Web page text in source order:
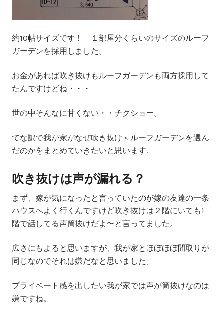
約10帖サイズです！ １部屋分くらいのサイズのルーフ
ガーデンを採用しました。
お金があれば吹き抜けもルーフガーデンも両方採用して
たんですけどね・・・
世の中そんなに甘くない・・チクショー。
てな訳で我が家がなぜ吹き抜け＜ルーフガーデンを選ん
だのかをまとめていきたいと思います。
吹き抜けは声が漏れる？
まず、嫁が気になったと言っていたのが嫁の友達の一条
ハウスへよく行くんですけど吹き抜けは２階にいても1
階で話してる声筒抜けだよ〜と言ってました。
広さにもよると思いますが、我が家とほぼほぼ間取りが
同じなのでそれは嫌だなと思いました。
プライベート感を出したい我が家では声が筒抜けなのは
嫌ですね。